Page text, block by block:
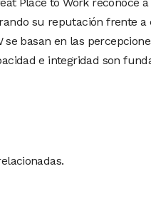
su reputación frente a
se basan en las
e integridad son